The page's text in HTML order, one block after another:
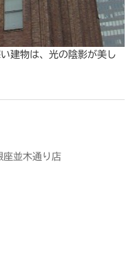
建物は、光の陰影が美し
座並木通り店